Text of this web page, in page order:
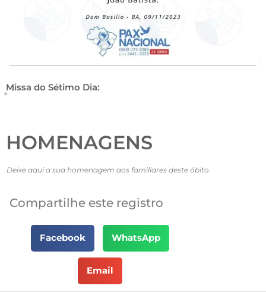
Missa do Sétimo Dia:
HOMENAGENS
Deixe aqui a sua homenagem aos familiares deste óbito.
Compartilhe este registro
Facebook WhatsApp
Email